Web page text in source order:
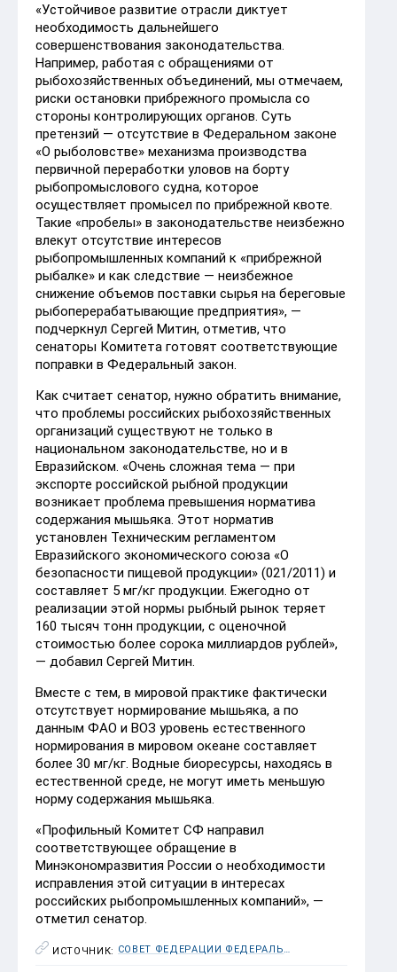
«Устойчивое развитие отрасли диктует
необходимость дальнейшего
совершенствования законодательства.
Например, работая с обращениями от
рыбохозяйственных объединений, мы отмечаем,
риски остановки прибрежного промысла со
стороны контролирующих органов. Суть
претензий — отсутствие в Федеральном законе
«О рыболовстве» механизма производства
первичной переработки уловов на борту
рыбопромыслового судна, которое
осуществляет промысел по прибрежной квоте.
Такие «пробелы» в законодательстве неизбежно
влекут отсутствие интересов
рыбопромышленных компаний к «прибрежной
рыбалке» и как следствие — неизбежное
снижение объемов поставки сырья на береговые
рыбоперерабатывающие предприятия», —
подчеркнул Сергей Митин, отметив, что
сенаторы Комитета готовят соответствующие
поправки в Федеральный закон.
Как считает сенатор, нужно обратить внимание,
что проблемы российских рыбохозяйственных
организаций существуют не только в
национальном законодательстве, но и в
Евразийском. «Очень сложная тема — при
экспорте российской рыбной продукции
возникает проблема превышения норматива
содержания мышьяка. Этот норматив
установлен Техническим регламентом
Евразийского экономического союза «О
безопасности пищевой продукции» (021/2011) и
составляет 5 мг/кг продукции. Ежегодно от
реализации этой нормы рыбный рынок теряет
160 тысяч тонн продукции, с оценочной
стоимостью более сорока миллиардов рублей»,
— добавил Сергей Митин.
Вместе с тем, в мировой практике фактически
отсутствует нормирование мышьяка, а по
данным ФАО и ВОЗ уровень естественного
нормирования в мировом океане составляет
более 30 мг/кг. Водные биоресурсы, находясь в
естественной среде, не могут иметь меньшую
норму содержания мышьяка.
«Профильный Комитет СФ направил
соответствующее обращение в
Минэкономразвития России о необходимости
исправления этой ситуации в интересах
российских рыбопромышленных компаний», —
отметил сенатор.
ИСТОЧНИК: СОВЕТ ФЕДЕРАЦИИ ФЕДЕРАЛЬНОГО СОБРАНИЯ РОССИЙСКОЙ ФЕДЕРАЦИИ